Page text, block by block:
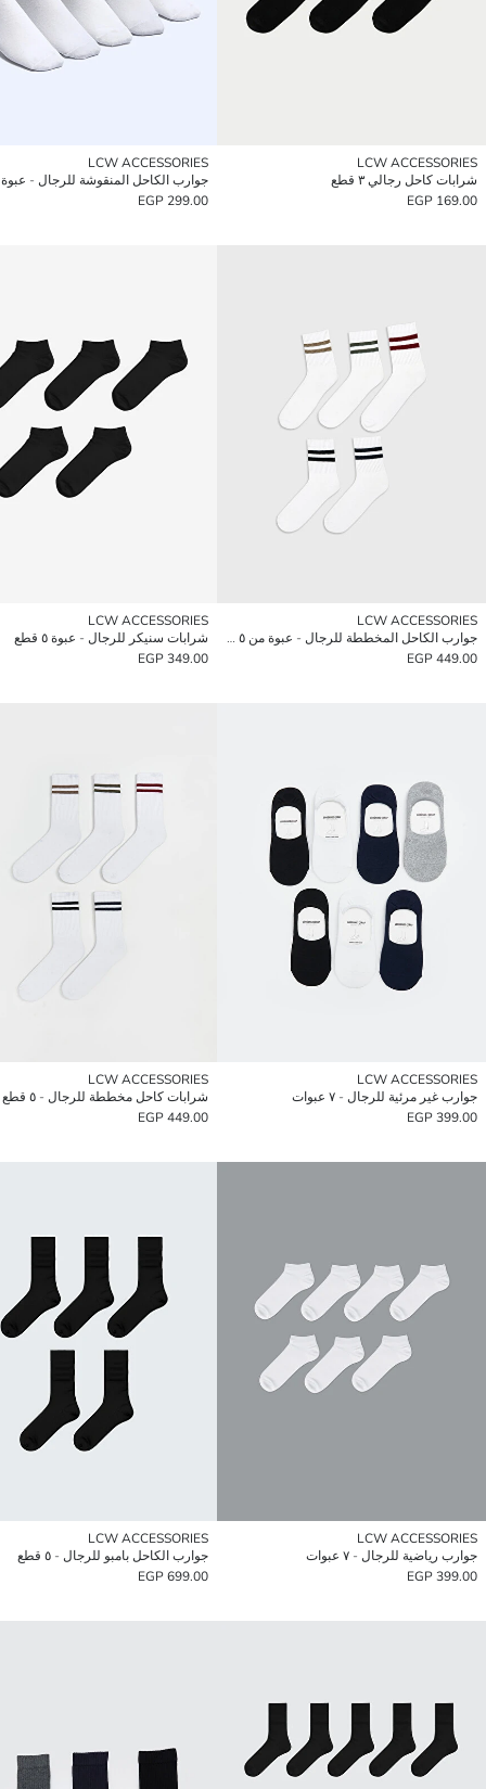
LCW ACCESSORIES
شرابات كاحل رجالي ٣ قطع
169.00 EGP
LCW ACCESSORIES
جوارب الكاحل المنقوشة للرجال - عبوة ٥
299.00 EGP
LCW ACCESSORIES
جوارب الكاحل المخططة للرجال - عبوة من ٥ قطع
449.00 EGP
LCW ACCESSORIES
شرابات سنيكر للرجال - عبوة ٥ قطع
349.00 EGP
LCW ACCESSORIES
جوارب غير مرئية للرجال - ٧ عبوات
399.00 EGP
LCW ACCESSORIES
شرابات كاحل مخططة للرجال - ٥ قطع
449.00 EGP
LCW ACCESSORIES
جوارب رياضية للرجال - ٧ عبوات
399.00 EGP
LCW ACCESSORIES
جوارب الكاحل بامبو للرجال - ٥ قطع
699.00 EGP